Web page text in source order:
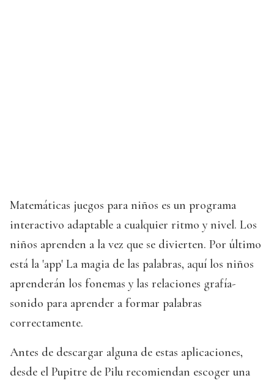
Matemáticas juegos para niños es un programa
interactivo adaptable a cualquier ritmo y nivel. Los
niños aprenden a la vez que se divierten. Por último
está la 'app' La magia de las palabras, aquí los niños
aprenderán los fonemas y las relaciones grafía-
sonido para aprender a formar palabras
correctamente.
Antes de descargar alguna de estas aplicaciones,
desde el Pupitre de Pilu recomiendan escoger una